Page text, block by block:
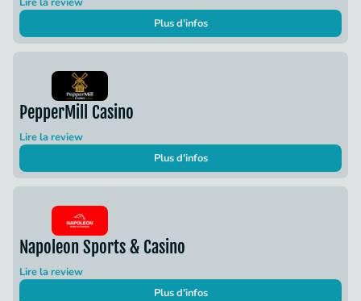
Plus d'infos
PepperMill Casino
Lire la review
Plus d'infos
Napoleon Sports & Casino
Lire la review
Plus d'infos